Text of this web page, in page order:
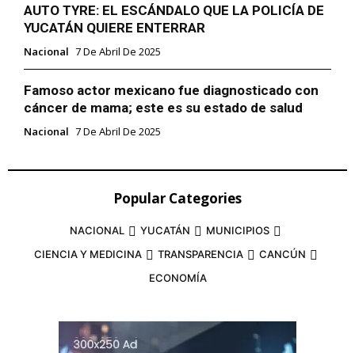
AUTO TYRE: EL ESCÁNDALO QUE LA POLICÍA DE
YUCATÁN QUIERE ENTERRAR
Nacional 7 De Abril De 2025
Famoso actor mexicano fue diagnosticado con
cáncer de mama; este es su estado de salud
Nacional 7 De Abril De 2025
Popular Categories
NACIONAL YUCATÁN
MUNICIPIOS
CIENCIA Y MEDICINA
TRANSPARENCIA
CANCÚN
ECONOMÍA